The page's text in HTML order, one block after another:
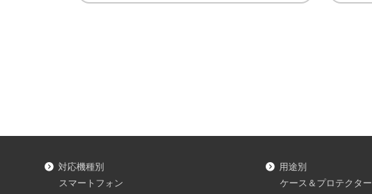
対応機種別
スマートフォン
用途別
ケース＆プロテクター